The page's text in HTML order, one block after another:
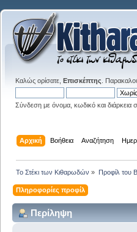
Καλώς ορίσατε, Επισκέπτης .
Σύνδεση με όνομα, κωδικό και διάρκεια
Αρχική Βοήθεια Αναζήτηση
Το Στέκι των Κιθαρωδών » Προφίλ του
Πληροφορίες προφίλ
Περίληψη